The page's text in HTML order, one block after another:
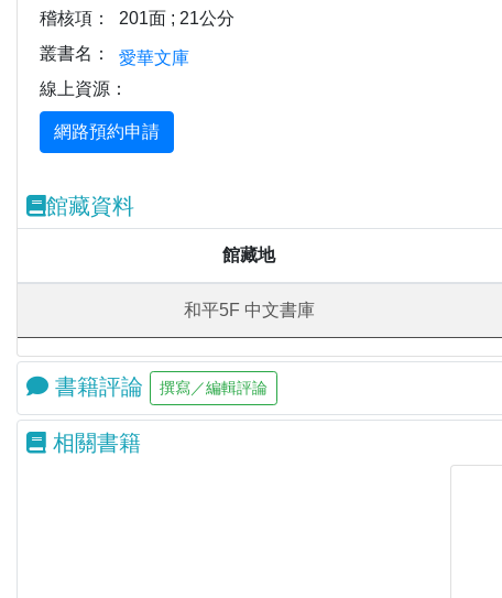
稽核項：
201面 ; 21公分
叢書名：
愛華文庫
線上資源：
館藏資料
館藏地
和平5F 中文書庫
書籍評論
相關書籍